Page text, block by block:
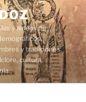
y aldeas de
y tradiciones.
cultura,